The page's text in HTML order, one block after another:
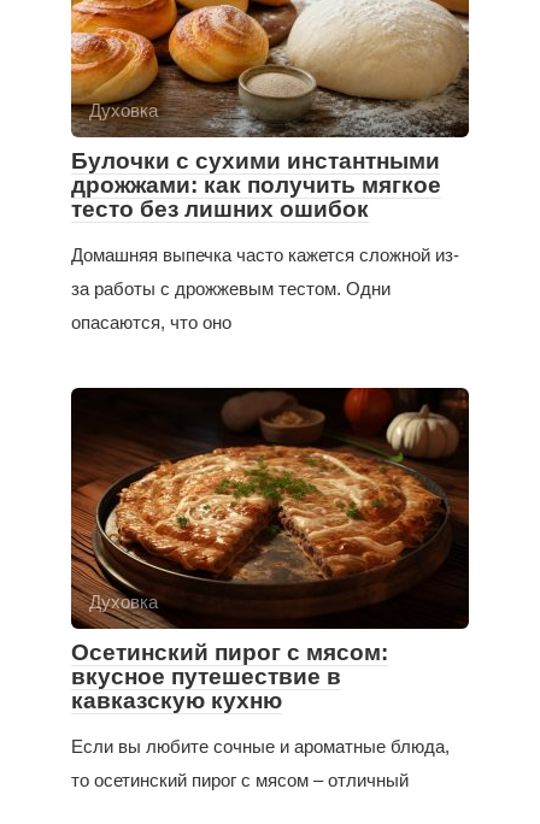
Духовка
Булочки с сухими инстантными
дрожжами: как получить мягкое
тесто без лишних ошибок
Домашняя выпечка часто кажется сложной из-
за работы с дрожжевым тестом. Одни
опасаются, что оно
Духовка
Осетинский пирог с мясом:
вкусное путешествие в
кавказскую кухню
Если вы любите сочные и ароматные блюда,
то осетинский пирог с мясом – отличный